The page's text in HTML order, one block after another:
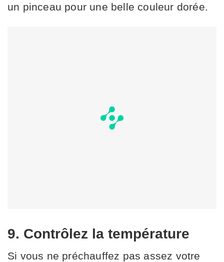
un pinceau pour une belle couleur dorée.
9. Contrôlez la température
Si vous ne préchauffez pas assez votre